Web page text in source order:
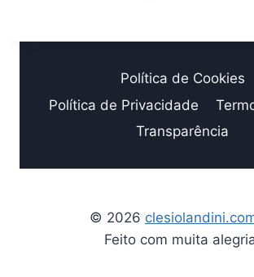
Política de Cookies
Política de Privacidade
Transparência
© 2026
Feito com muita